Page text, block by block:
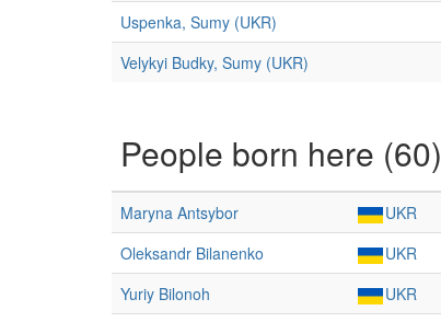
Uspenka, Sumy (UKR)
Velykyi Budky, Sumy (UKR)
People born here (60)
Maryna Antsybor UKR
Oleksandr Bilanenko
UKR
Yuriy Bilonoh
UKR